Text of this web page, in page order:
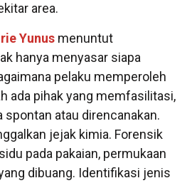
area.
Yunus menuntut
hanya menyasar siapa
pelaku memperoleh
ada pihak yang memfasilitasi,
spontan atau direncanakan.
jejak kimia. Forensik
pada pakaian, permukaan
dibuang. Identifikasi jenis